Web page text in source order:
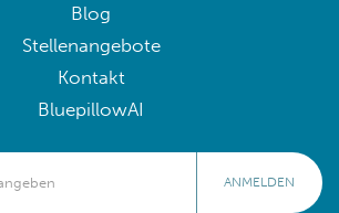
Blog
Stellenangebote
Kontakt
BluepillowAI
ANMELDEN